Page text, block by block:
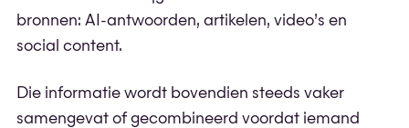
bronnen: AI-antwoorden, artikelen, video’s en
social content.
Die informatie wordt bovendien steeds vaker
samengevat of gecombineerd voordat iemand